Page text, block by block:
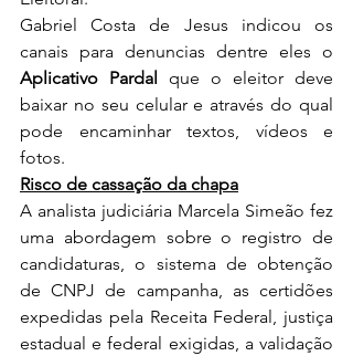
Gabriel Costa de Jesus indicou os
Aplicativo Pardal
que o eleitor deve
baixar no seu celular e através do qual
pode encaminhar textos, vídeos e
fotos.
Risco de cassação da chapa
A analista judiciária Marcela Simeão fez
uma abordagem sobre o registro de
candidaturas, o sistema de obtenção
de CNPJ de campanha, as certidões
expedidas pela Receita Federal, justiça
estadual e federal exigidas, a validação